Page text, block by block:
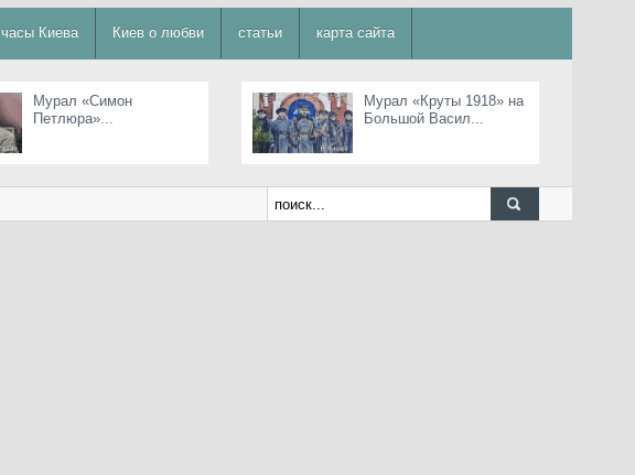
часы Киева Киев о любви статьи карта сайта
Мурал «Симон
Петлюра»...
Мурал «Круты 1918» на
Большой Васил...